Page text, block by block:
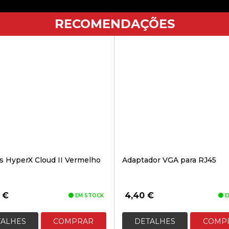
RECOMENDAÇÕES
HyperX Cloud II Vermelho
€ EM STOCK
COMPRAR
Adaptador VGA para RJ45
4,40 €
DETALHES